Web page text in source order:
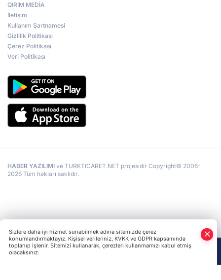
QIRIM MEDİA
İletişim
Kullanım Şartnamesi
Gizlilik Politikası
Çerez Politikası
Veri Politikası
HABER YAZILIMI ve TURKTICARET.NET projesidir Copyright© 2006-
2026 Tüm hakları saklıdır.
Sizlere daha iyi hizmet sunabilmek adına sitemizde çerez
konumlandırmaktayız. Kişisel verileriniz, KVKK ve GDPR kapsamında
toplanıp işlenir. Sitemizi kullanarak, çerezleri kullanmamızı kabul etmiş
olacaksınız.